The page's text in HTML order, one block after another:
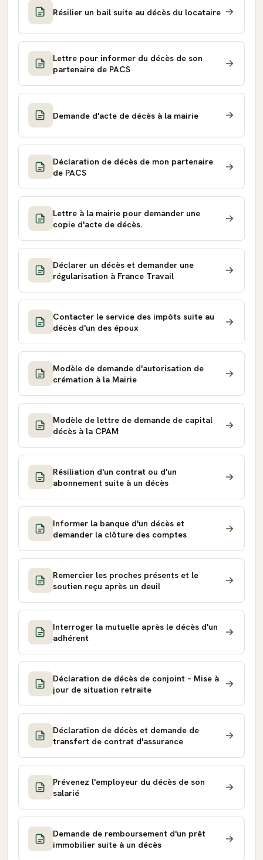
Résilier un bail suite au décès du locataire
Lettre pour informer du décès de son
partenaire de PACS
Demande d'acte de décès à la mairie
Déclaration de décès de mon partenaire
de PACS
Lettre à la mairie pour demander une
copie d'acte de décès.
Déclarer un décès et demander une
régularisation à France Travail
Contacter le service des impôts suite au
décès d'un des époux
Modèle de demande d'autorisation de
crémation à la Mairie
Modèle de lettre de demande de capital
décès à la CPAM
Résiliation d'un contrat ou d'un
abonnement suite à un décès
Informer la banque d'un décès et
demander la clôture des comptes
Remercier les proches présents et le
soutien reçu après un deuil
Interroger la mutuelle après le décès d'un
adhérent
Déclaration de décès de conjoint – Mise à
jour de situation retraite
Déclaration de décès et demande de
transfert de contrat d'assurance
Prévenez l'employeur du décès de son
salarié
Demande de remboursement d'un prêt
immobilier suite à un décès